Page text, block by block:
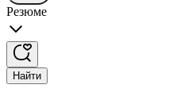
Резюме
Найти